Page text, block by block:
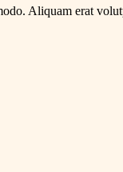
Aliquam erat